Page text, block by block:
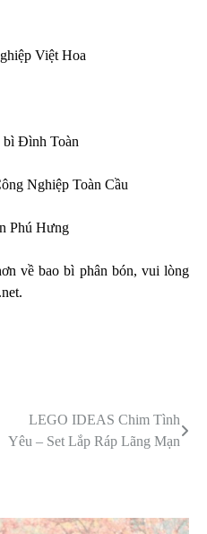
Việt Hoa
Đình Toàn
Nghiệp Toàn Cầu
Phú Hưng
về bao bì phân bón, vui lòng
LEGO IDEAS Chim Tình
Yêu – Set Lắp Ráp Lãng Mạn